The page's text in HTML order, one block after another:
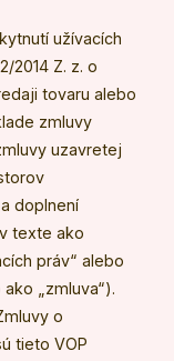
užívacích
2014 Z. z. o
tovaru alebo
zmluvy
uzavretej
doplnení
texte ako
práv“ alebo
„zmluva“).
o
tieto VOP